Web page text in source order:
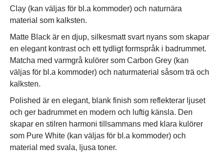
Clay (kan väljas för bl.a kommoder) och naturnära
material som kalksten.
Matte Black är en djup, silkesmatt svart nyans som skapar
en elegant kontrast och ett tydligt formspråk i badrummet.
Matcha med varmgrå kulörer som Carbon Grey (kan
väljas för bl.a kommoder) och naturmaterial såsom trä och
kalksten.
Polished är en elegant, blank finish som reflekterar ljuset
och ger badrummet en modern och luftig känsla. Den
skapar en stilren harmoni tillsammans med klara kulörer
som Pure White (kan väljas för bl.a kommoder) och
material med svala, ljusa toner.